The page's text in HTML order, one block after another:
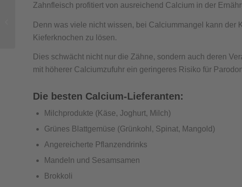
Zahnfleisch profitiert von ausreichend Calcium in der
Denn was viele nicht wissen, bei Calciummangel kann der
Kieferknochen zu lösen.
Dies schwächt nicht nur die Zähne, sondern auch deren
mit höherer Calciumzufuhr ein geringeres Risiko für
Die besten Calcium-Lieferanten:
Milchprodukte (Käse, Joghurt, Milch)
Grünes Blattgemüse (Grünkohl, Spinat, Mangold)
Angereicherte Pflanzendrinks
Mandeln und Sesamsamen
Brokkoli
Zahnarztpraxis Gauchel
– immer bestens